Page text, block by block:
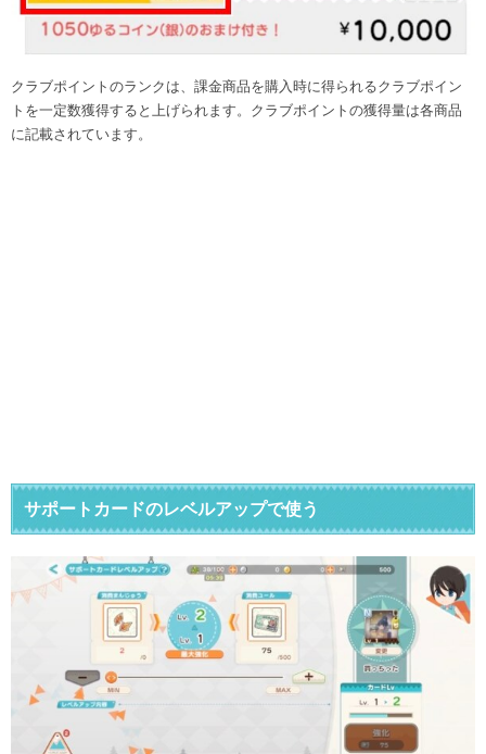
クラブポイントのランクは、課金商品を購入時に得られるクラブポイン
トを一定数獲得すると上げられます。クラブポイントの獲得量は各商品
に記載されています。
サポートカードのレベルアップで使う